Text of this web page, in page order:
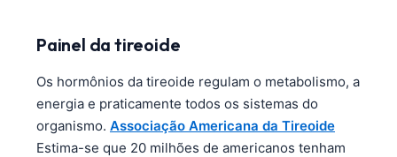
Painel da tireoide
Os hormônios da tireoide regulam o metabolismo, a
energia e praticamente todos os sistemas do
organismo. Associação Americana da Tireoide
Estima-se que 20 milhões de americanos tenham
Tagalog
ไทย
ဗမာစာ